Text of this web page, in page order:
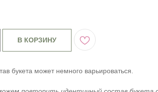
В КОРЗИНУ
букета может немного варьироваться.